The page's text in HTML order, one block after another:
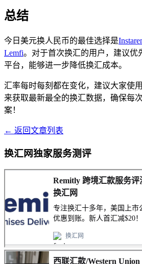
总结
今日美元换人民币的最佳选择是
Lemfi。对于首次换汇的用户，建议优
平台，能够进一步降低换汇成本。
汇率每时每刻都在变化，建议大家使
来获取最新最全的换汇数据，确保每
案！
← 返回文章列表
换汇网独家服务测评